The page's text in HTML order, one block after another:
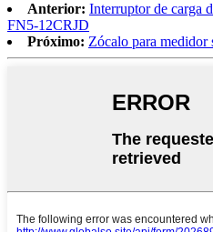
Anterior: Interruptor de carga
FN5-12CRJD
Próximo: Zócalo para medidor